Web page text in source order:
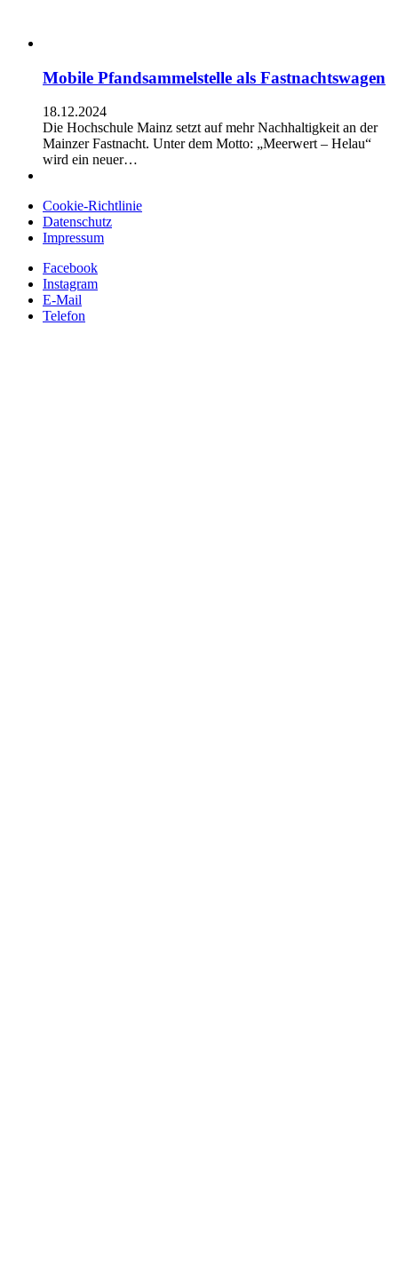
Mobile Pfandsammelstelle als Fastnachtswagen
18.12.2024
Die Hochschule Mainz setzt auf mehr Nachhaltigkeit an der
Mainzer Fastnacht. Unter dem Motto: „Meerwert – Helau“
wird ein neuer…
Cookie-Richtlinie
Datenschutz
Impressum
Facebook
Instagram
E-Mail
Telefon